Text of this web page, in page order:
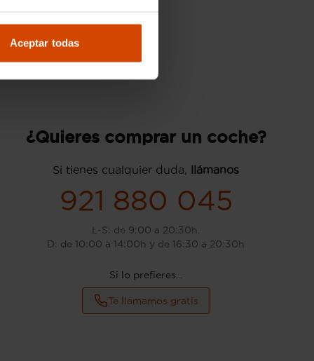
Aceptar todas
¿Quieres comprar un coche?
Si tienes cualquier duda, llámanos
921 880 045
L-S: de 9:00 a 20:30h.
D: de 10:00 a 14:00h y de 16:30 a 20:30h
Si lo prefieres...
Te llamamos gratis